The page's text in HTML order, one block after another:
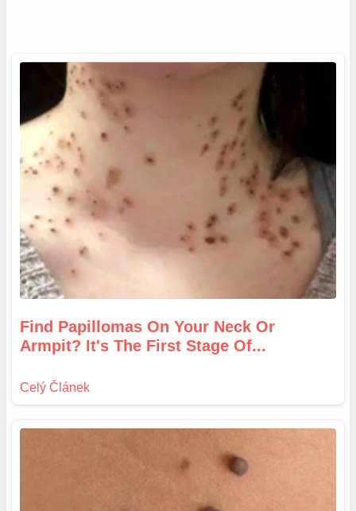
Find Papillomas On Your Neck Or
Armpit? It's The First Stage Of...